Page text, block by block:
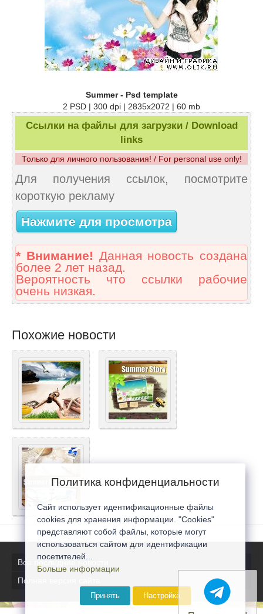
Summer - Psd template
2 PSD | 300 dpi | 2835x2072 | 60 mb
Ссылки на файлы для загрузки / Download
links
Только для личного пользования! / For personal use only!
Для получения ссылок, посмотрите
короткую рекламу
Нажмите для просмотра
* Внимание! Данная новость создана
более 2 лет назад.
Вероятность что ссылки рабочие
очень низкая.
Похожие новости
Все последние новости
Полная версия сайта
Политика конфиденциальности
Сайт использует идентификационные файлы
cookies для хранения информации. "Cookies"
представляют собой файлы, которые могут
использоваться сайтом для идентификации
посетителей...
Больше информации
Принять Настройка